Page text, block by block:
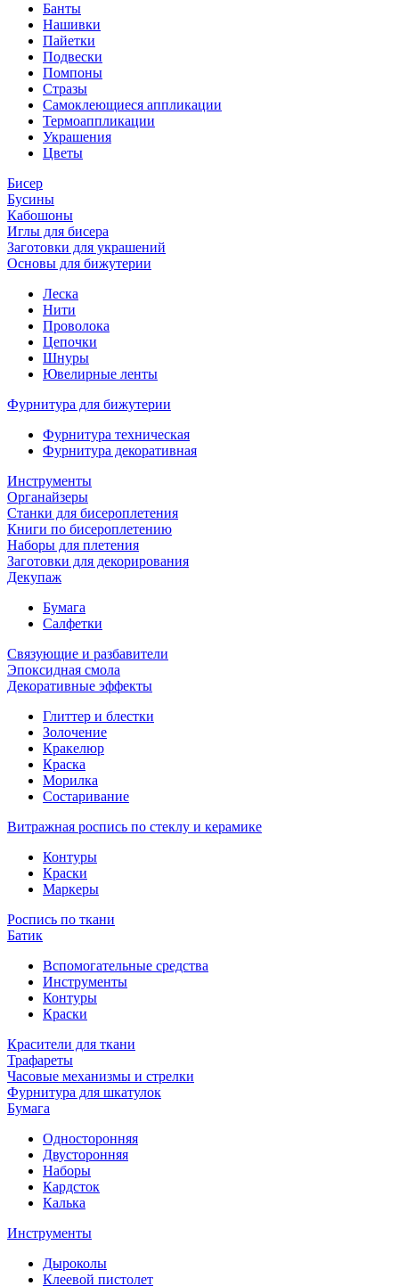
Банты
Нашивки
Пайетки
Подвески
Помпоны
Стразы
Самоклеющиеся аппликации
Термоаппликации
Украшения
Цветы
Бисер
Бусины
Кабошоны
Иглы для бисера
Заготовки для украшений
Основы для бижутерии
Леска
Нити
Проволока
Цепочки
Шнуры
Ювелирные ленты
Фурнитура для бижутерии
Фурнитура техническая
Фурнитура декоративная
Инструменты
Органайзеры
Станки для бисероплетения
Книги по бисероплетению
Наборы для плетения
Заготовки для декорирования
Декупаж
Бумага
Салфетки
Связующие и разбавители
Эпоксидная смола
Декоративные эффекты
Глиттер и блестки
Золочение
Кракелюр
Краска
Морилка
Состаривание
Витражная роспись по стеклу и керамике
Контуры
Краски
Маркеры
Роспись по ткани
Батик
Вспомогательные средства
Инструменты
Контуры
Краски
Красители для ткани
Трафареты
Часовые механизмы и стрелки
Фурнитура для шкатулок
Бумага
Односторонняя
Двусторонняя
Наборы
Кардсток
Калька
Инструменты
Дыроколы
Клеевой пистолет